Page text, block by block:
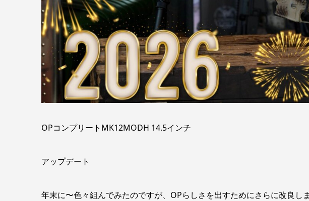
OPコンプリートMK12MODH 14.5インチ
アップデート
年末に〜色々組んでみたのですが、OPらしさを出すためにさらに改良し